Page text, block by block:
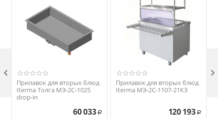
Прилавок для вторых блюд
Iterma Толга МЭ-2С-1025
drop-in
60 033 Р
Прилавок для вторых блюд
Iterma МЭ-2С-1107-21КЗ
120 193 Р
 